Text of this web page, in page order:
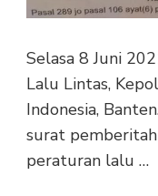
Selasa 8 Juni
Lalu Lintas,
Indonesia,
surat
peraturan lalu …